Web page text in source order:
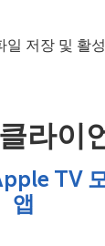
일 저장 및 활
라이
TV
앱